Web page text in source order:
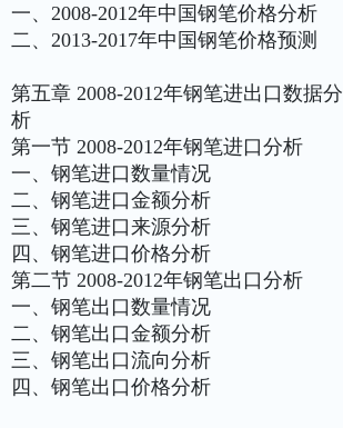
一、2008-2012年中国钢笔价格分析
二、2013-2017年中国钢笔价格预测
第五章 2008-2012年钢笔进出口数据分
析
第一节 2008-2012年钢笔进口分析
一、钢笔进口数量情况
二、钢笔进口金额分析
三、钢笔进口来源分析
四、钢笔进口价格分析
第二节 2008-2012年钢笔出口分析
一、钢笔出口数量情况
二、钢笔出口金额分析
三、钢笔出口流向分析
四、钢笔出口价格分析